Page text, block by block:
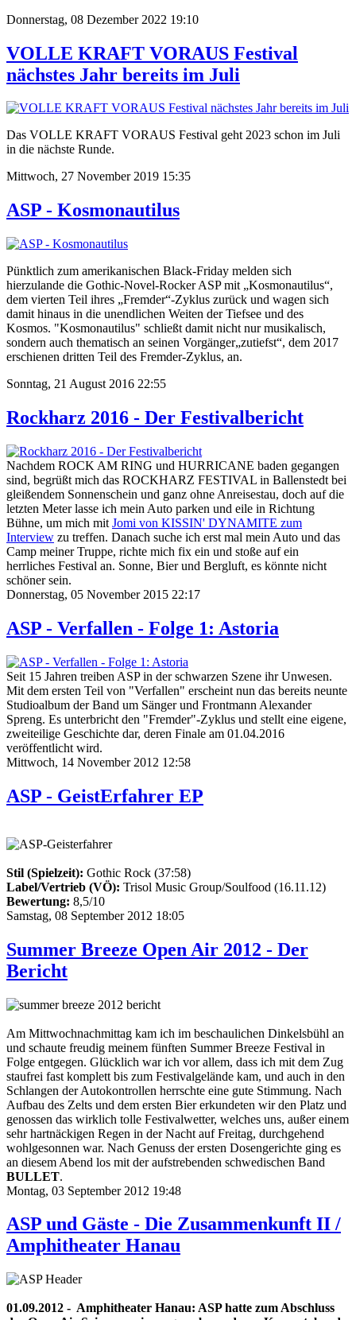
Donnerstag, 08 Dezember 2022 19:10
VOLLE KRAFT VORAUS Festival
nächstes Jahr bereits im Juli
Das VOLLE KRAFT VORAUS Festival geht 2023 schon im Juli
in die nächste Runde.
Mittwoch, 27 November 2019 15:35
ASP - Kosmonautilus
Pünktlich zum amerikanischen Black-Friday melden sich
hierzulande die Gothic-Novel-Rocker ASP mit „Kosmonautilus“,
dem vierten Teil ihres „Fremder“-Zyklus zurück und wagen sich
damit hinaus in die unendlichen Weiten der Tiefsee und des
Kosmos. "Kosmonautilus" schließt damit nicht nur musikalisch,
sondern auch thematisch an seinen Vorgänger„zutiefst“, dem 2017
erschienen dritten Teil des Fremder-Zyklus, an.
Sonntag, 21 August 2016 22:55
Rockharz 2016 - Der Festivalbericht
Nachdem ROCK AM RING und HURRICANE baden gegangen
sind, begrüßt mich das ROCKHARZ FESTIVAL in Ballenstedt bei
gleißendem Sonnenschein und ganz ohne Anreisestau, doch auf die
letzten Meter lasse ich mein Auto parken und eile in Richtung
Bühne, um mich mit Jomi von KISSIN' DYNAMITE zum
Interview zu treffen. Danach suche ich erst mal mein Auto und das
Camp meiner Truppe, richte mich fix ein und stoße auf ein
herrliches Festival an. Sonne, Bier und Bergluft, es könnte nicht
schöner sein.
Donnerstag, 05 November 2015 22:17
ASP - Verfallen - Folge 1: Astoria
Seit 15 Jahren treiben ASP in der schwarzen Szene ihr Unwesen.
Mit dem ersten Teil von "Verfallen" erscheint nun das bereits neunte
Studioalbum der Band um Sänger und Frontmann Alexander
Spreng. Es unterbricht den "Fremder"-Zyklus und stellt eine eigene,
zweiteilige Geschichte dar, deren Finale am 01.04.2016
veröffentlicht wird.
Mittwoch, 14 November 2012 12:58
ASP - GeistErfahrer EP
Stil (Spielzeit): Gothic Rock (37:58)
Label/Vertrieb (VÖ): Trisol Music Group/Soulfood (16.11.12)
Bewertung: 8,5/10
Samstag, 08 September 2012 18:05
Summer Breeze Open Air 2012 - Der
Bericht
Am Mittwochnachmittag kam ich im beschaulichen Dinkelsbühl an
und schaute freudig meinem fünften Summer Breeze Festival in
Folge entgegen. Glücklich war ich vor allem, dass ich mit dem Zug
staufrei fast komplett bis zum Festivalgelände kam, und auch in den
Schlangen der Autokontrollen herrschte eine gute Stimmung. Nach
Aufbau des Zelts und dem ersten Bier erkundeten wir den Platz und
genossen das wirklich tolle Festivalwetter, welches uns, außer einem
sehr hartnäckigen Regen in der Nacht auf Freitag, durchgehend
wohlgesonnen war. Nach Genuss der ersten Dosengerichte ging es
an diesem Abend los mit der aufstrebenden schwedischen Band
BULLET.
Montag, 03 September 2012 19:48
ASP und Gäste - Die Zusammenkunft II /
Amphitheater Hanau
01.09.2012 - Amphitheater Hanau: ASP hatte zum Abschluss